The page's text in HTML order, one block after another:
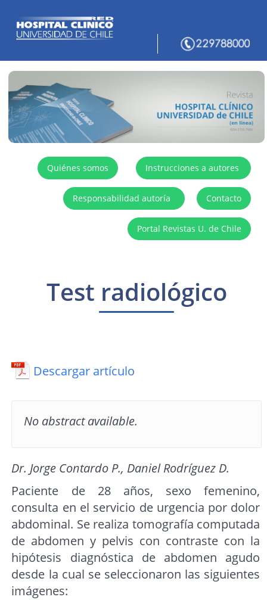
Quiénes somos Instrucciones a autores
Responsabilidad autoría Contacto
Portal Revistas U. de Chile
Test radiológico
Descargar artículo
No abstract available.
Dr. Jorge Contardo P., Daniel Rodríguez D.
Paciente de 28 años, sexo femenino,
consulta en el servicio de urgencia por dolor
abdominal. Se realiza tomografía computada
de abdomen y pelvis con contraste con la
hipótesis diagnóstica de abdomen agudo
desde la cual se seleccionaron las siguientes
imágenes: